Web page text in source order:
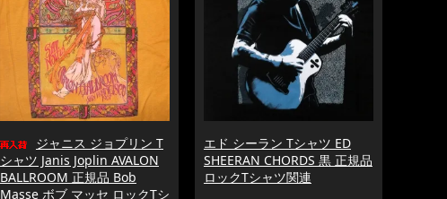
ジャニス ジョプリン T
シャツ Janis Joplin AVALON
BALLROOM 正規品 Bob
Masse ボブ マッセ ロックTシ
エド シーラン Tシャツ ED
SHEERAN CHORDS 黒 正規品
ロックTシャツ関連